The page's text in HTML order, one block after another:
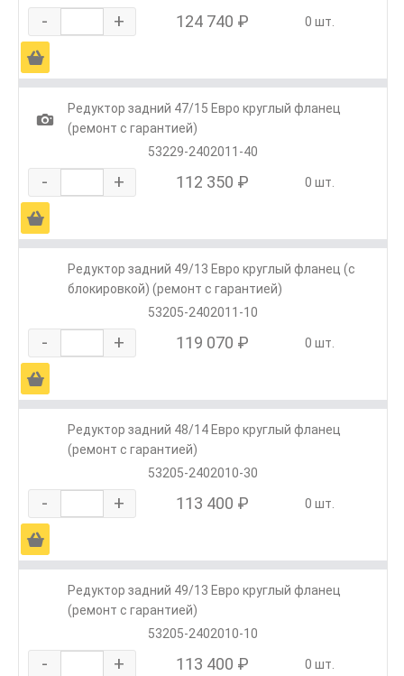
- + 124 740 ₽ 0 шт.
Ä
1
Редуктор задний 47/15 Евро круглый фланец
(ремонт с гарантией)
53229-2402011-40
- + 112 350 ₽ 0 шт.
Ä
Редуктор задний 49/13 Евро круглый фланец (с
блокировкой) (ремонт с гарантией)
53205-2402011-10
- + 119 070 ₽ 0 шт.
Ä
Редуктор задний 48/14 Евро круглый фланец
(ремонт с гарантией)
53205-2402010-30
- + 113 400 ₽ 0 шт.
Ä
Редуктор задний 49/13 Евро круглый фланец
(ремонт с гарантией)
53205-2402010-10
- + 113 400 ₽ 0 шт.